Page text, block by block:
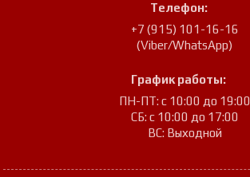
Телефон:
+7 (915) 101-16-16
(Viber/WhatsApp)
График работы:
ПН-ПТ: с 10:00 до 19:00
СБ: с 10:00 до 17:00
ВС: Выходной